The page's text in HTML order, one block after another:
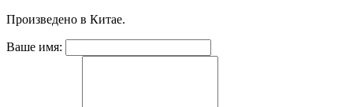
Произведено в Китае.
Ваше имя: